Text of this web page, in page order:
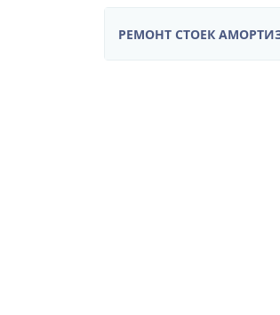
РЕМОНТ СТОЕК